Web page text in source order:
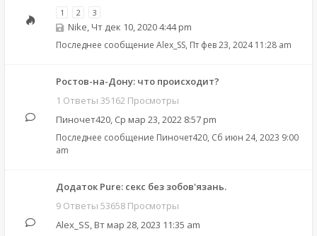
1 2 3
Nike, Чт дек 10, 2020 4:44 pm
Последнее сообщение Alex_SS, Пт фев 23, 2024 11:28 am
Ростов-на-Дону: что происходит?
1 Ответы 35162 Просмотры
Пиночет420, Ср мар 23, 2022 8:57 pm
Последнее сообщение Пиночет420, Сб июн 24, 2023 9:00
am
Додаток Pure: cекс без зобов'язань.
9 Ответы 53658 Просмотры
Alex_SS, Вт мар 28, 2023 11:35 am